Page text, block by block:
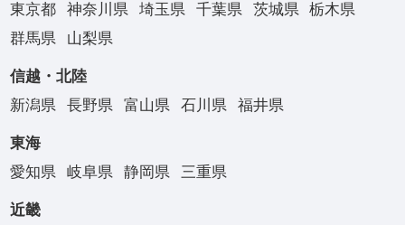
東京都
神奈川県 埼玉県 千葉県 茨城県
栃木県
群馬県
山梨県
信越・北陸
新潟県
長野県 富山県 石川県 福井県
東海
愛知県
岐阜県 静岡県 三重県
近畿